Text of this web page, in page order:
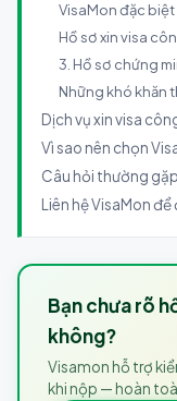
Bạn chưa rõ
không?
Visamon hỗ trợ
khi nộp — hoàn
VisaMon đặc
Hồ sơ xin visa
3. Hồ sơ chứng
Những khó khăn
Dịch vụ xin visa
Vì sao nên chọn
Câu hỏi thường
Liên hệ VisaMon